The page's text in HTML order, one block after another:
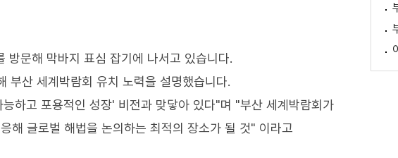
방문해 막바지 표심 잡기에 나서고 있습니다.
부산 세계박람회 유치 노력을 설명했습니다.
하고 포용적인 성장' 비전과 맞닿아 있다"며 "부산 세계박람회가
해 글로벌 해법을 논의하는 최적의 장소가 될 것" 이라고